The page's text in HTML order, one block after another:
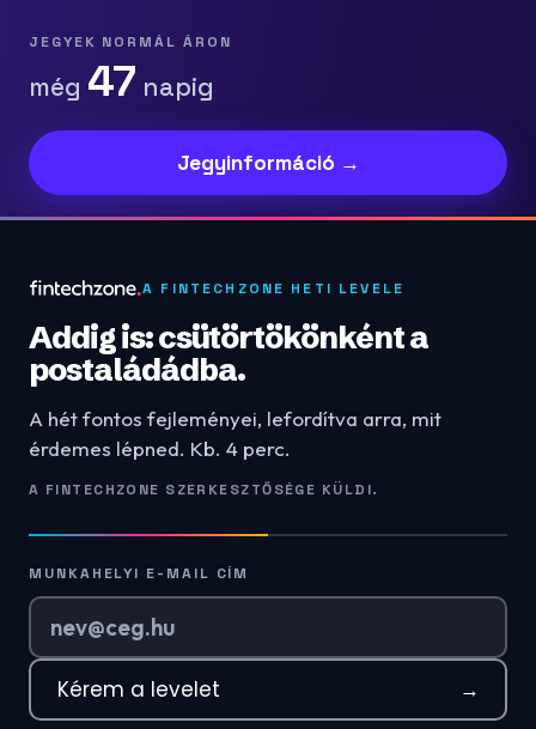
JEGYEK NORMÁL ÁRON
még 47 napig
Jegyinformáció →
A FINTECHZONE HETI LEVELE
Addig is: csütörtökönként a
postaládádba.
A hét fontos fejleményei, lefordítva arra, mit
érdemes lépned. Kb. 4 perc.
A FINTECHZONE SZERKESZTŐSÉGE KÜLDI.
MUNKAHELYI E-MAIL CÍM
Kérem a levelet →